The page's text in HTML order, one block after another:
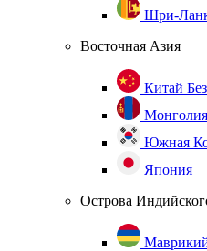
Шри-
Восточная Азия
Китай
Монголия
Южная
Япония
Острова